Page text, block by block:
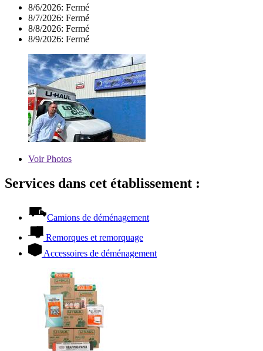
8/6/2026: Fermé
8/7/2026: Fermé
8/8/2026: Fermé
8/9/2026: Fermé
VoirPhotos
Services dans cet établissement :
Camions de déménagement
Remorques et remorquage
Accessoires de déménagement